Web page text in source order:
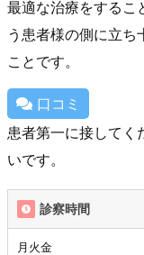
最適な治療をするこ
う患者様の側に立
ことです。
口コミ
患者第一に接してく
いです。
診察時間
月火金